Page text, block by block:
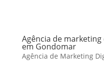
Agência de
em Gondomar
Agência de Marketing